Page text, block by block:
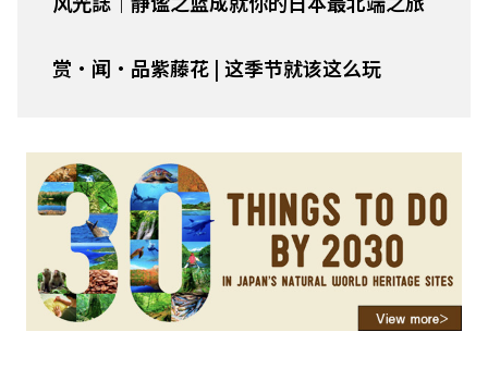
赏・闻・品紫藤花 | 这季节就该这么玩